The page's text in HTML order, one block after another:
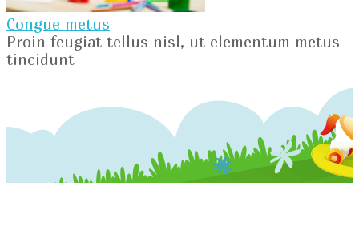
Congue metus
Proin feugiat tellus nisl, ut elementum metus
tincidunt